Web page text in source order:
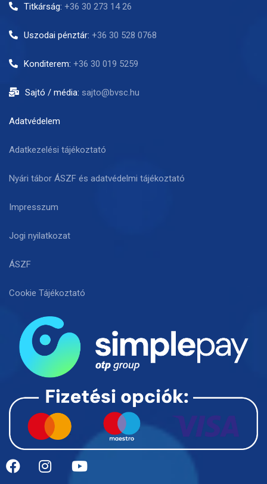
Titkárság: +36 30 273 14 26
Uszodai pénztár: +36 30 528 0768
Konditerem: +36 30 019 5259
Sajtó / média: sajto@bvsc.hu
Adatvédelem
Adatkezelési tájékoztató
Nyári tábor ÁSZF és adatvédelmi tájékoztató
Impresszum
Jogi nyilatkozat
ÁSZF
Cookie Tájékoztató